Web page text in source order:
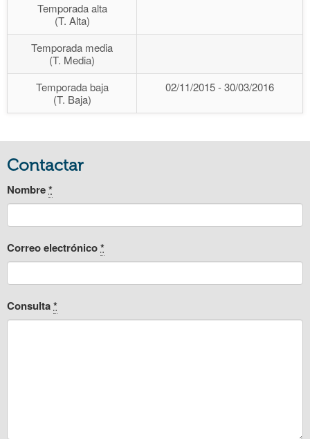
Temporada alta
(T. Alta)
Temporada media
(T. Media)
Temporada baja
(T. Baja)
02/11/2015 - 30/03/2016
Contactar
Nombre*
Correo electrónico*
Consulta*